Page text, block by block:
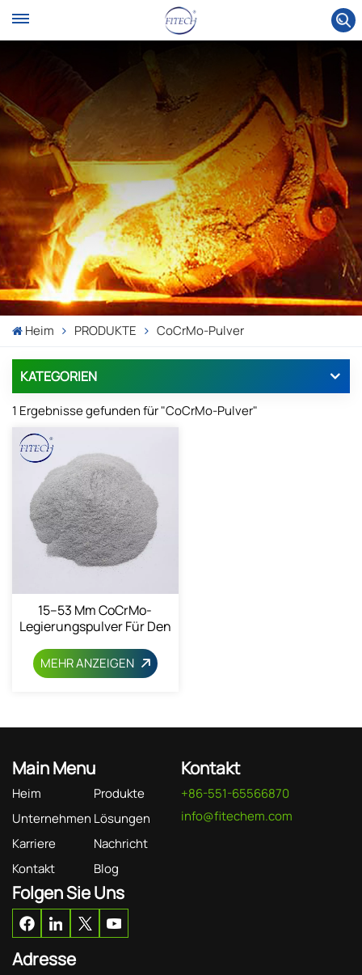
Heim PRODUKTE CoCrMo-Pulver
KATEGORIEN
1 Ergebnisse gefunden für "CoCrMo-Pulver"
15–53 Μm CoCrMo-
Legierungspulver Für Den
MEHR ANZEIGEN
Main Menu
Heim
Produkte
Unternehmen Lösungen
Karriere
Nachricht
Kontakt
Blog
Kontakt
+86-551-65566870
info@fitechem.com
Folgen Sie Uns
Adresse